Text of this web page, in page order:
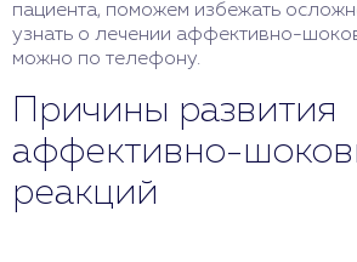
пациента, поможем избежать
узнать о лечении аффективно-
можно по телефону.
Причины развития
аффективно-
реакций